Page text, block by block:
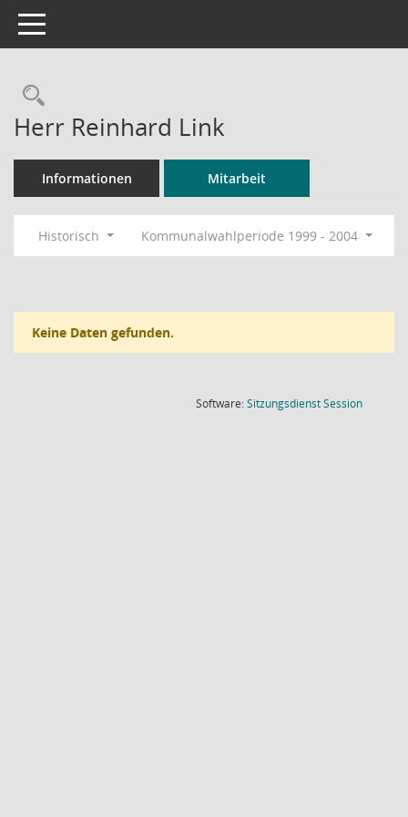
Toggle navigation
Rechercheauswahl
Herr Reinhard Link
Informationen Mitarbeit
Historisch Kommunalwahlperiode 1999 - 2004
Keine Daten gefunden.
Software:SitzungsdienstSession(Wird in